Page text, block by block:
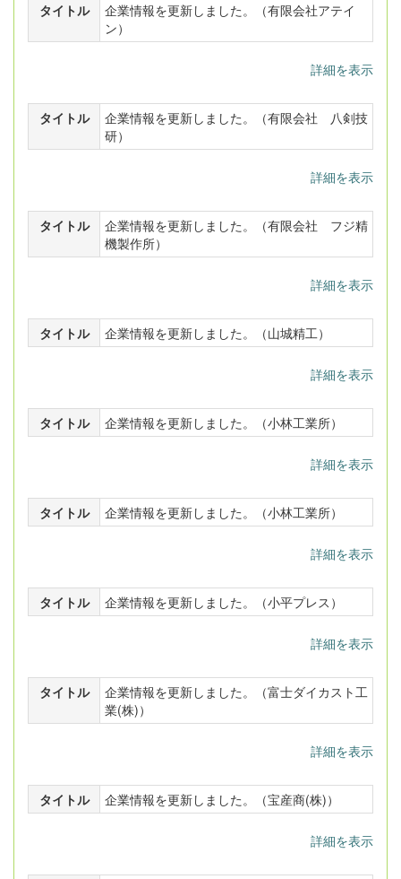
タイトル
企業情報を更新しました。（有限会社アテイ
ン）
詳細を表示
タイトル
企業情報を更新しました。（有限会社 八剣技
研）
詳細を表示
タイトル
企業情報を更新しました。（有限会社 フジ精
機製作所）
詳細を表示
タイトル 企業情報を更新しました。（山城精工）
詳細を表示
タイトル 企業情報を更新しました。（小林工業所）
詳細を表示
タイトル 企業情報を更新しました。（小林工業所）
詳細を表示
タイトル 企業情報を更新しました。（小平プレス）
詳細を表示
タイトル
企業情報を更新しました。（富士ダイカスト工
業(株)）
詳細を表示
タイトル 企業情報を更新しました。（宝産商(株)）
詳細を表示